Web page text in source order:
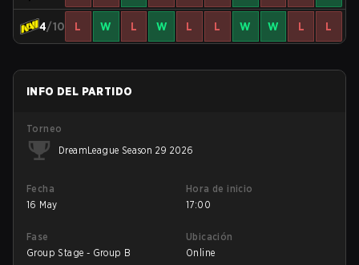
4/10 L W L W L L W W L L
INFO DEL PARTIDO
Torneo
DreamLeague Season 29 2026
Fecha
16 May
Hora de inicio
17:00
Fase
Group Stage - Group B
Ubicación
Online